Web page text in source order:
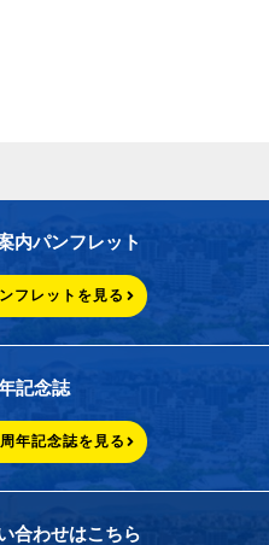
内パンフレット
フレットを見る
記念誌
年記念誌を見る
合わせはこちら